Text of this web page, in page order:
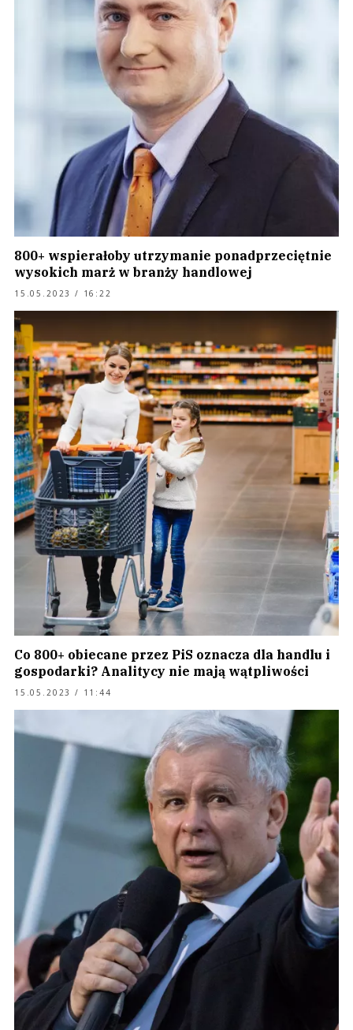
800+ wspierałoby utrzymanie ponadprzeciętnie
wysokich marż w branży handlowej
15.05.2023 / 16:22
Co 800+ obiecane przez PiS oznacza dla handlu i
gospodarki? Analitycy nie mają wątpliwości
15.05.2023 / 11:44